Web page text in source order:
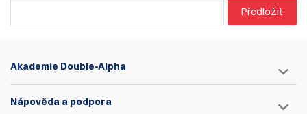
Předložit
Akademie Double-Alpha
Nápověda a podpora